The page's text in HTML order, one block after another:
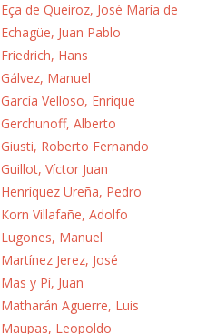
Eça de Queiroz, José María de
Echagüe, Juan Pablo
Friedrich, Hans
Gálvez, Manuel
García Velloso, Enrique
Gerchunoff, Alberto
Giusti, Roberto Fernando
Guillot, Víctor Juan
Henríquez Ureña, Pedro
Korn Villafañe, Adolfo
Lugones, Manuel
Martínez Jerez, José
Mas y Pí, Juan
Matharán Aguerre, Luis
Maupas, Leopoldo